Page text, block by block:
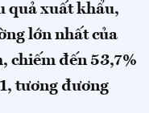
quả xuất khẩu,
lớn nhất của
chiếm đến 53,7%
tương đương